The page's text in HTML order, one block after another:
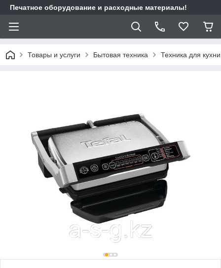
Печатное оборудование и расходные материалы!
Товары и услуги Бытовая техника Техника для кухни